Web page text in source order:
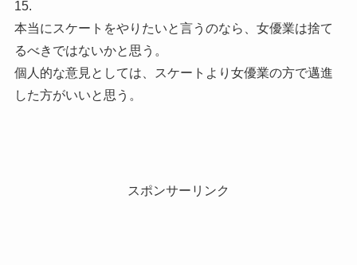
15.
本当にスケートをやりたいと言うのなら、女優業は捨て
るべきではないかと思う。
個人的な意見としては、スケートより女優業の方で邁進
した方がいいと思う。
スポンサーリンク